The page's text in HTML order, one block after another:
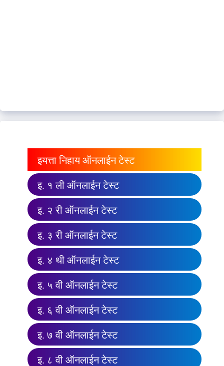
इयत्ता निहाय ऑनलाईन टेस्ट
इ. १ ली ऑनलाईन टेस्ट
इ. २ री ऑनलाईन टेस्ट
इ. ३ री ऑनलाईन टेस्ट
इ. ४ थी ऑनलाईन टेस्ट
इ. ५ वी ऑनलाईन टेस्ट
इ. ६ वी ऑनलाईन टेस्ट
इ. ७ वी ऑनलाईन टेस्ट
इ. ८ वी ऑनलाईन टेस्ट